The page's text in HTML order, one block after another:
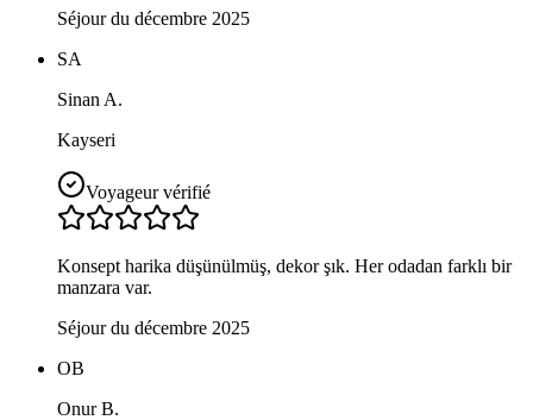
Séjour du décembre 2025
SA
Sinan A.
Kayseri
Voyageur vérifié
Konsept harika düşünülmüş, dekor şık. Her odadan farklı bir
manzara var.
Séjour du décembre 2025
OB
Onur B.